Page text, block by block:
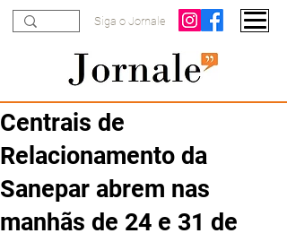
Siga o Jornale
Centrais de
Relacionamento da
Sanepar abrem nas
manhãs de 24 e 31 de